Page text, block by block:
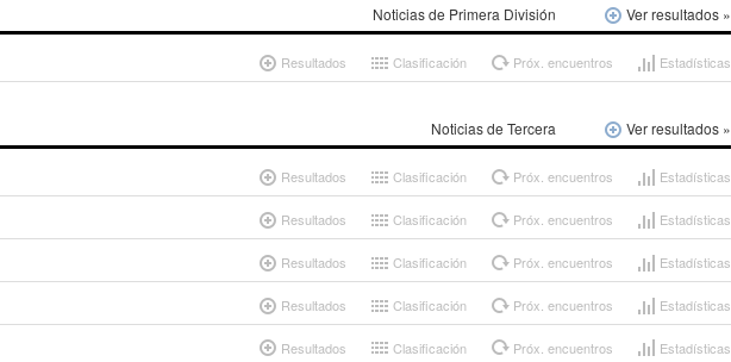
Ver resultados »
Noticias de Primera División
Estadísticas
Próx. encuentros
Clasificación
Resultados
Ver resultados »
Noticias de Tercera
Estadísticas
Próx. encuentros
Clasificación
Resultados
Estadísticas
Próx. encuentros
Clasificación
Resultados
Estadísticas
Próx. encuentros
Clasificación
Resultados
Estadísticas
Próx. encuentros
Clasificación
Resultados
Estadísticas
Próx. encuentros
Clasificación
Resultados